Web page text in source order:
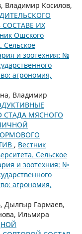
Владимир Косилов,
ИХ
Ошского
Сельское
и зоотехния: №
агрономия,
Владимир
СТАДА МЯСНОГО
, Вестник
Сельское
и зоотехния: №
агрономия,
Дылгыр Гармаев,
Ильмира